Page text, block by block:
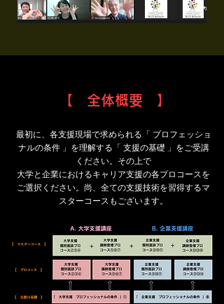
【 全体概要 】
最初に、各支援現場で求められる「 プロフェッショ
ナルの条件 」を理解する「 支援の基礎 」をご受講
ください。その上で
大学と企業におけるキャリア支援の各プロコースを
ご選択ください。尚、全ての支援技術を習得するマ
スターコースもございます。